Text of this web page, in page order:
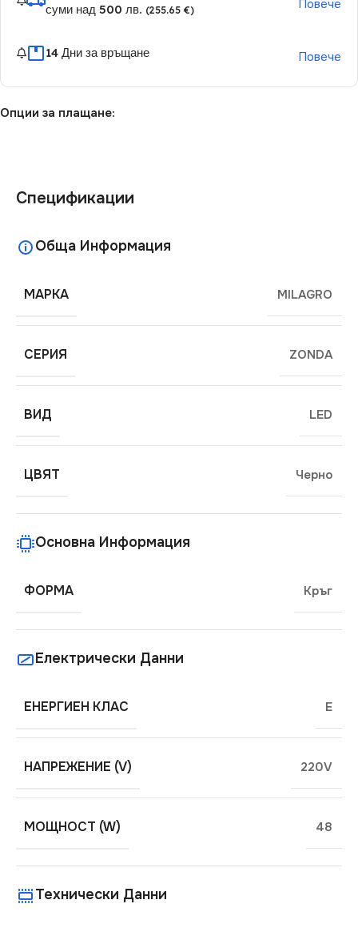
суми над 500 лв. (255.65 €) Повече
14 Дни за връщане Повече
Опции за плащане:
Спецификации
Обща Информация
МАРКА MILAGRO
СЕРИЯ ZONDA
ВИД LED
ЦВЯТ Черно
Основна Информация
ФОРМА Кръг
Електрически Данни
ЕНЕРГИЕН КЛАС E
НАПРЕЖЕНИЕ (V) 220V
МОЩНОСТ (W) 48
Технически Данни